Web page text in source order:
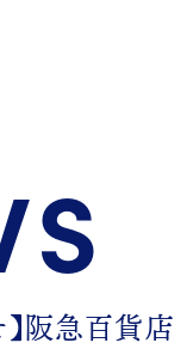
】阪急百